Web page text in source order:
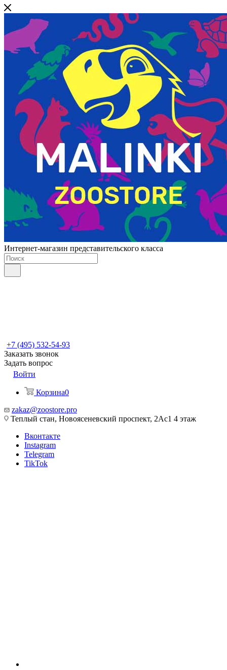
Интернет-магазин представительского класса
+7 (495) 532-54-93
Заказать звонок
Задать вопрос
Войти
Корзина0
zakaz@zoostore.pro
Теплый стан, Новоясеневский проспект, 2Ас1 4 этаж
Вконтакте
Instagram
Telegram
TikTok